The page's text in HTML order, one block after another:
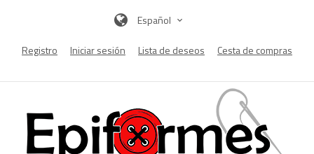
Español
Registro Iniciar sesión Lista de deseos Cesta de compras